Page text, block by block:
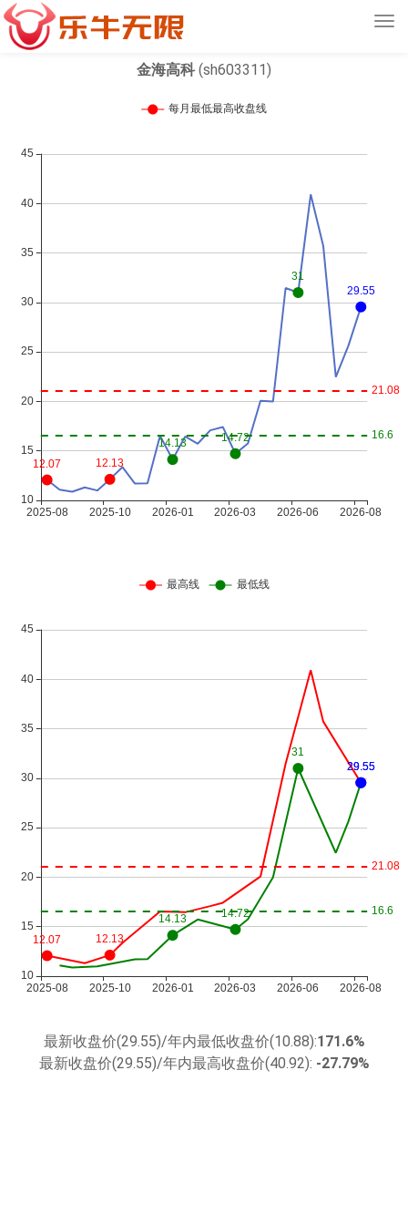
金海高科(sh603311)
最新收盘价(29.55)/年内最低收盘价(10.88):171.6%
最新收盘价(29.55)/年内最高收盘价(40.92): -27.79%